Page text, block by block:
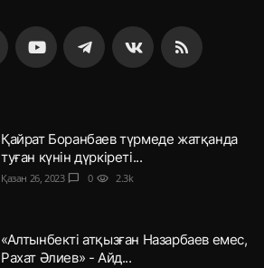
Қайрат Боранбаев түрмеде жатқанда
туған күнін дүркіреті...
Қазан 26, 2023 chat_bubble 0 visibility 2.3k
«Алтынбекті атқызған Назарбаев емес,
Рахат Әлиев» - Айд...